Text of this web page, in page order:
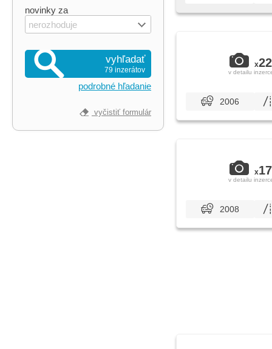
novinky za
nerozhoduje
vyhľadať
79 inzerátov
podrobné hľadanie
vyčistiť formulár
x22
v detailu
2006
x17
v detailu
2008